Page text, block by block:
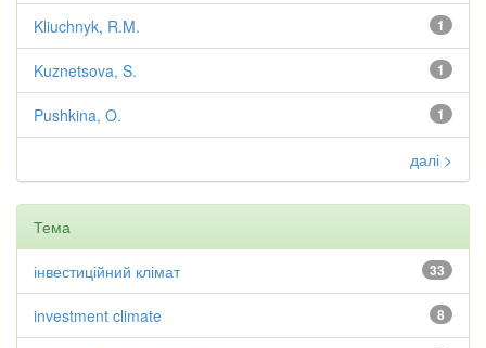
1
Kliuchnyk, R.M.
1
Kuznetsova, S.
1
Pushkina, O.
далі >
Тема
33
інвестиційний клімат
8
investment climate